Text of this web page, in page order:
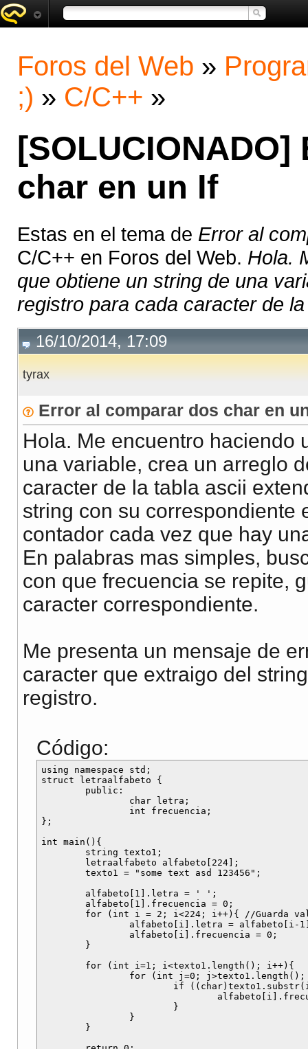
Foros del Web »
;) » C/C++ »
char en un If
Estas en el tema de Error al
C/C++ en Foros del Web. Hola.
que obtiene un string de una
registro para cada caracter de
16/10/2014, 17:09
tyrax
Error al comparar dos char en
Hola. Me encuentro haciendo
una variable, crea un arreglo
caracter de la tabla ascii
string con su correspondiente
contador cada vez que hay
En palabras mas simples,
con que frecuencia se repite,
caracter correspondiente.
Me presenta un mensaje de
caracter que extraigo del
registro.
Código:
using namespace std;
struct letraalfabeto {
};
int main(){